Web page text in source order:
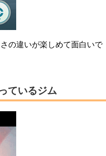
の違いが楽しめて面白いで
ているジム